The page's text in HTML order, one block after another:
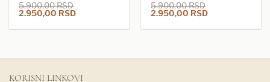
5.900,00RSD
Originalna
je
2.950,00 RSDTrenutna
je:
5.900,00RSD
Originalna
je
2.950,00 RSDTrenutna
je:
KORISNI LINKOVI